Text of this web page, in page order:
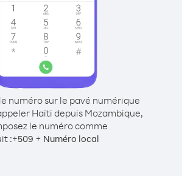
numéro sur le pavé numérique
Haïti depuis Mozambique,
le numéro comme
:+509 + Numéro local